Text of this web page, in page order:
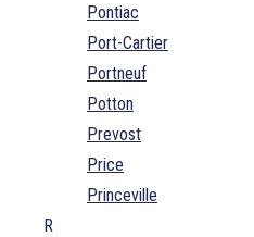
Pontiac
Port-Cartier
Portneuf
Potton
Prevost
Price
Princeville
R